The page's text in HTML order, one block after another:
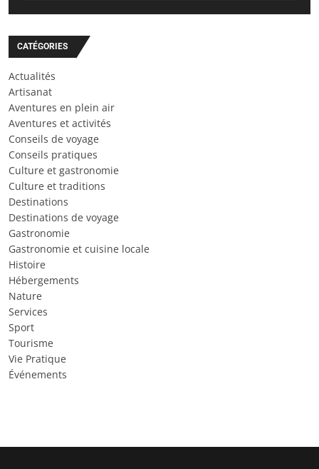
CATÉGORIES
Actualités
Artisanat
Aventures en plein air
Aventures et activités
Conseils de voyage
Conseils pratiques
Culture et gastronomie
Culture et traditions
Destinations
Destinations de voyage
Gastronomie
Gastronomie et cuisine locale
Histoire
Hébergements
Nature
Services
Sport
Tourisme
Vie Pratique
Événements